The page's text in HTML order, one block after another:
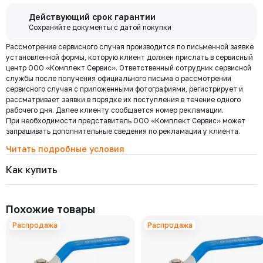
Обмен документами через Диадок это обмен и подписание
любых документов без дублирования на бумаге. Приглашаем Вас
приступить к работе по обмену документами в электронном
виде.
Подробнее
Бесплатная
доставка по
Москве и
области при
заказе от 30
000 ₽
Региональная доставка
Мы стремимся сократить издержки по доставке заказов для наших
клиентов!
Москве. Условия доставки до терминалов ТК в других городах
терминала ТК оплачиваются отдельно.
Осуществляется с 8:00 до 17:30 после полной оплаты заказа и по
предварительной договоренности с менеджером. Важно: Ваш
Действующий срок гарантии
Сохраняйте документы с датой покупки
Рассмотрение сервисного случая производится по письменной заявке
установленной формы, которую клиент должен прислать в сервисный
центр ООО «Комплект Сервис». Ответственный сотрудник сервисной
службы после получения официального письма о рассмотрении
сервисного случая с приложенными фотографиями, регистрирует и
рассматривает заявки в порядке их поступления в течение одного
рабочего дня. Далее клиенту сообщается номер рекламации.
При необходимости представитель ООО «Комплект Сервис» может
запрашивать дополнительные сведения по рекламации у клиента.
Читать подробные условия
Как купить
Выберите товары и добавьте
их в корзину
Заполните данные, выберите
доставку
Похожие товары
Распродажа Распродажа